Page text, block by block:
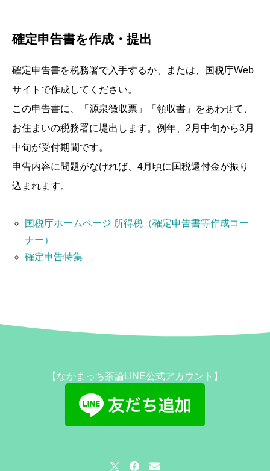
確定申告書を作成・提出
確定申告書を税務署で入手するか、または、国税庁Web
サイトで作成してください。
この申告書に、「源泉徴収票」「領収書」をあわせて、
お住まいの税務署に堤出します。例年、2月中旬から3月
中旬が受付期間です。
申告内容に問題がなければ、4月頃に国税還付金が振り
込まれます。
国税庁ホームページ 所得税（確定申告書等作成コー
ナー）
確定申告特集
【なかまっち茶論LINE公式アカウント】